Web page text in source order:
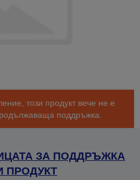
този продукт вече не е
поддръжка.
ЗА ПОДДРЪЖКА
ПРОДУКТ